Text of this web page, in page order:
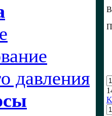
давления